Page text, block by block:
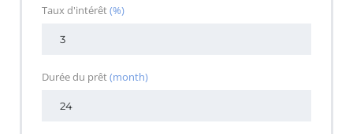
Taux d'intérêt(%)
Durée du prêt(month)